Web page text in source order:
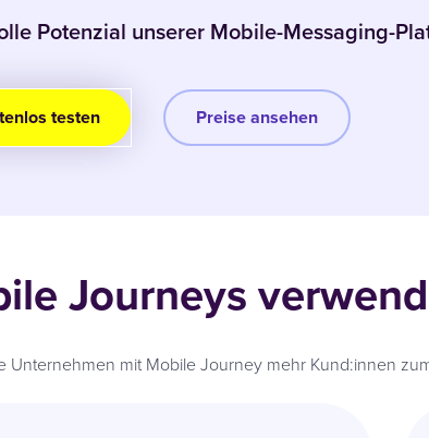
Potenzial unserer Mobile-Messaging-
testen Preise ansehen
Journeys
Unternehmen mit Mobile Journey mehr Kund:innen